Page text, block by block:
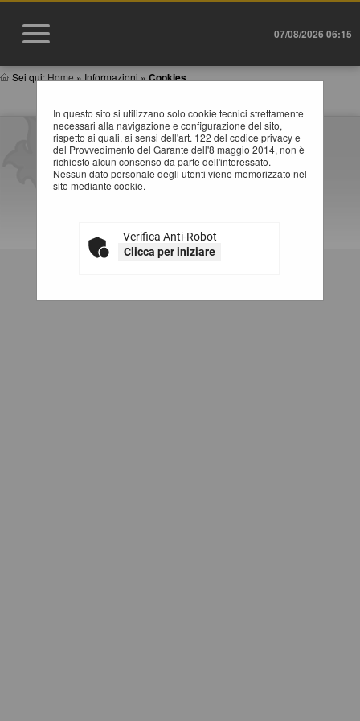
07/08/2026 06:15
Sei qui: Home » Informazioni » Cookies
In questo sito si utilizzano solo cookie tecnici strettamente
necessari alla navigazione e configurazione del sito,
rispetto ai quali, ai sensi dell'art. 122 del codice privacy e
del Provvedimento del Garante dell'8 maggio 2014, non è
richiesto alcun consenso da parte dell'interessato.
Nessun dato personale degli utenti viene memorizzato nel
sito mediante cookie.
Verifica Anti-Robot
Clicca per iniziare